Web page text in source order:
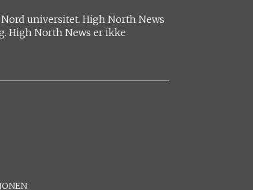
universitet. High North News
. High North News er ikke